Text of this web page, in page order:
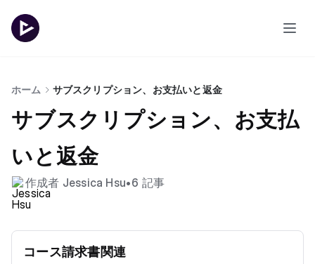
ホーム サブスクリプション、お支払いと返金
サブスクリプション、お支払
いと返金
作成者 Jessica Hsu•6 記事
コース請求書関連